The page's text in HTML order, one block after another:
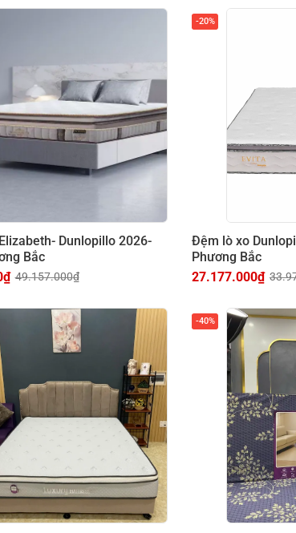
Dunlopillo 2026-
Bắc
49.157.000₫
₫
-20%
Đệm lò xo
Phương Bắc
27.177.000₫
-40%